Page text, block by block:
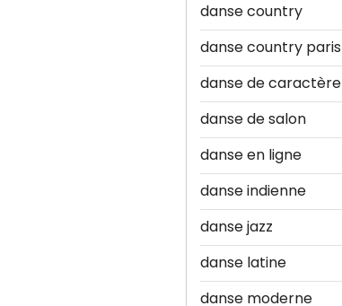
danse country
danse country paris
danse de caractère
danse de salon
danse en ligne
danse indienne
danse jazz
danse latine
danse moderne